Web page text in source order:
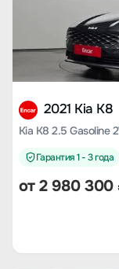
2021 Kia K8
Kia K8 2.5 Gasoline
Гарантия 1 - 3 года
от2 980 300